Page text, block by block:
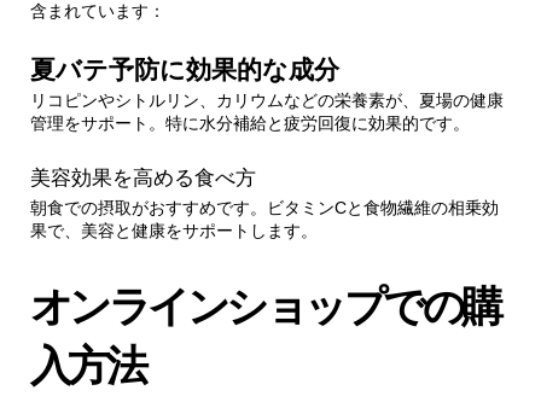
含まれています：
夏バテ予防に効果的な成分
リコピンやシトルリン、カリウムなどの栄養素が、夏場の健康
管理をサポート。特に水分補給と疲労回復に効果的です。
美容効果を高める食べ方
朝食での摂取がおすすめです。ビタミンCと食物繊維の相乗効
果で、美容と健康をサポートします。
オンラインショップでの購
入方法